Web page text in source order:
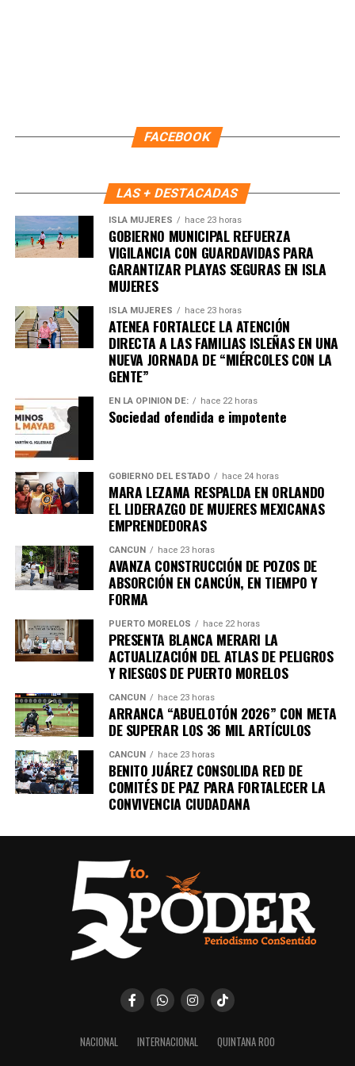
FACEBOOK
LAS + DESTACADAS
ISLA MUJERES hace 23 horas
GOBIERNO MUNICIPAL REFUERZA
VIGILANCIA CON GUARDAVIDAS PARA
GARANTIZAR PLAYAS SEGURAS EN ISLA
MUJERES
ISLA MUJERES hace 23 horas
ATENEA FORTALECE LA ATENCIÓN
DIRECTA A LAS FAMILIAS ISLEÑAS EN UNA
NUEVA JORNADA DE “MIÉRCOLES CON LA
GENTE”
EN LA OPINIÓN DE: hace 22 horas
Sociedad ofendida e impotente
GOBIERNO DEL ESTADO hace 24 horas
MARA LEZAMA RESPALDA EN ORLANDO
EL LIDERAZGO DE MUJERES MEXICANAS
EMPRENDEDORAS
CANCÚN hace 23 horas
AVANZA CONSTRUCCIÓN DE POZOS DE
ABSORCIÓN EN CANCÚN, EN TIEMPO Y
FORMA
PUERTO MORELOS hace 22 horas
PRESENTA BLANCA MERARI LA
ACTUALIZACIÓN DEL ATLAS DE PELIGROS
Y RIESGOS DE PUERTO MORELOS
CANCÚN hace 23 horas
ARRANCA “ABUELOTÓN 2026” CON META
DE SUPERAR LOS 36 MIL ARTÍCULOS
CANCÚN hace 23 horas
BENITO JUÁREZ CONSOLIDA RED DE
COMITÉS DE PAZ PARA FORTALECER LA
CONVIVENCIA CIUDADANA
NACIONAL INTERNACIONAL QUINTANA ROO